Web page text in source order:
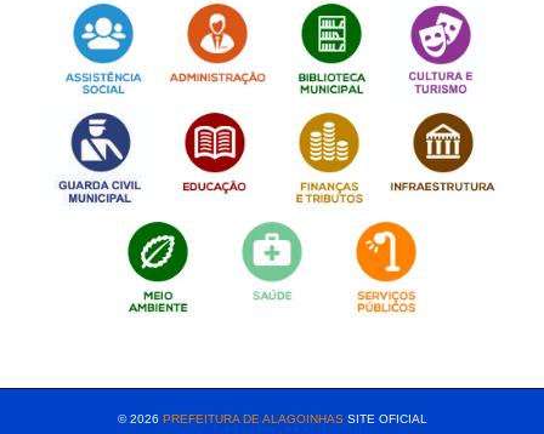
© 2026 PREFEITURA DE ALAGOINHASSITE OFICIAL